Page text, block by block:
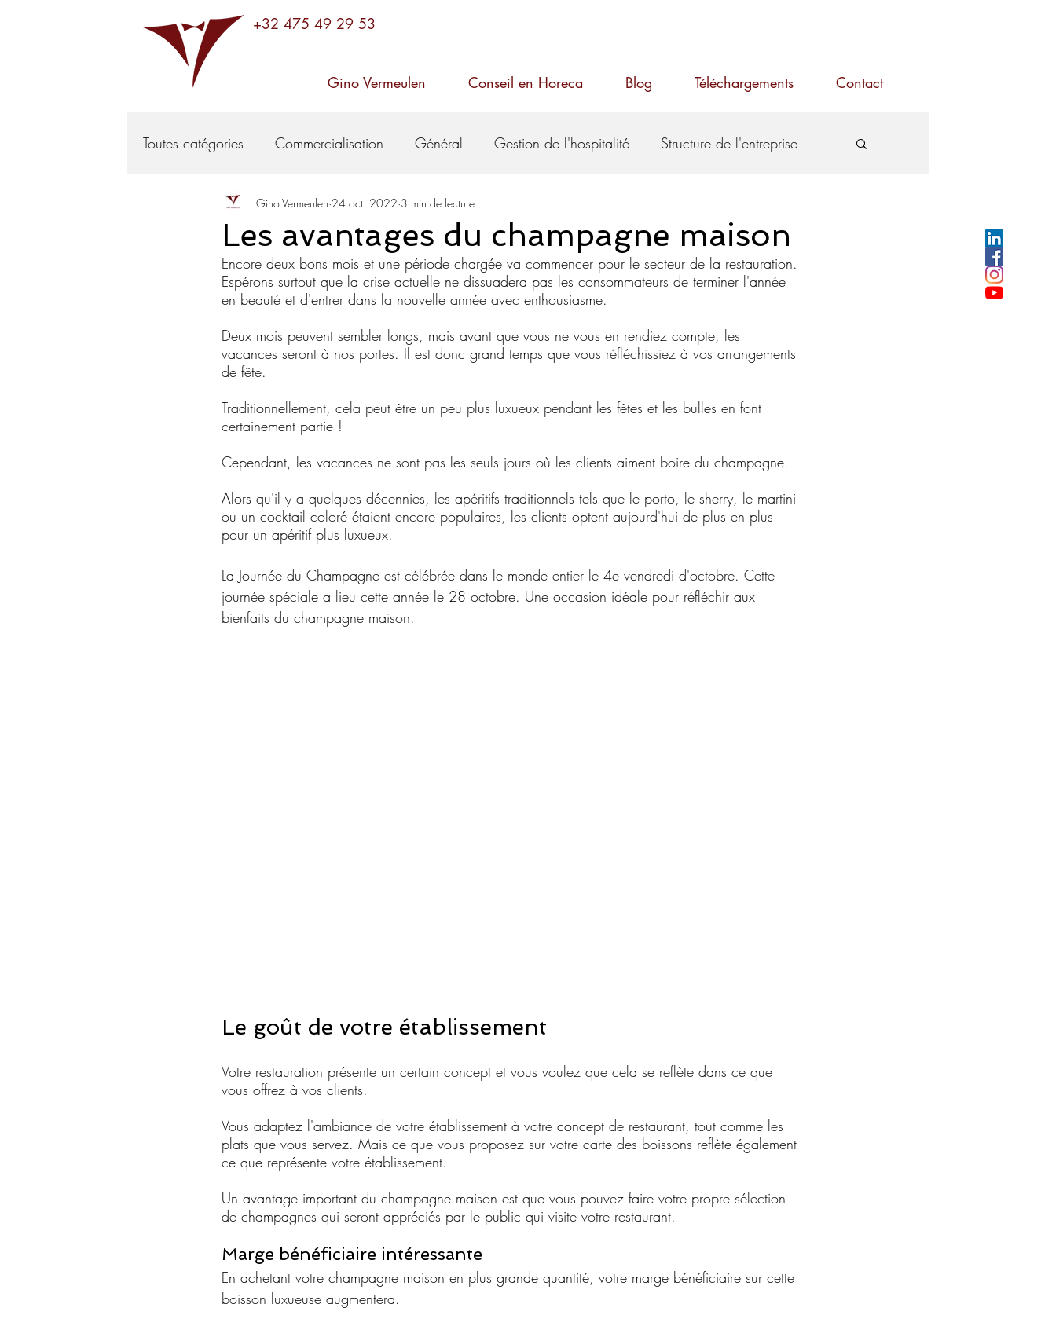
+32 475 49 29 53
Gino Vermeulen Conseil en Horeca Blog Téléchargements Contact
Toutes catégories Commercialisation Général Gestion de l'hospitalité Structure de l'entreprise
Tendances Vente Cuisine
Les avantages du champagne maison
Gino Vermeulen 24 oct. 2022 3 min de lecture
Encore deux bons mois et une période chargée va commencer pour le secteur de la restauration.
Espérons surtout que la crise actuelle ne dissuadera pas les consommateurs de terminer l'année
en beauté et d'entrer dans la nouvelle année avec enthousiasme.
Deux mois peuvent sembler longs, mais avant que vous ne vous en rendiez compte, les
vacances seront à nos portes. Il est donc grand temps que vous réfléchissiez à vos arrangements
de fête.
Traditionnellement, cela peut être un peu plus luxueux pendant les fêtes et les bulles en font
certainement partie !
Cependant, les vacances ne sont pas les seuls jours où les clients aiment boire du champagne.
Alors qu'il y a quelques décennies, les apéritifs traditionnels tels que le porto, le sherry, le martini
ou un cocktail coloré étaient encore populaires, les clients optent aujourd'hui de plus en plus
pour un apéritif plus luxueux.
La Journée du Champagne est célébrée dans le monde entier le 4e vendredi d'octobre. Cette
journée spéciale a lieu cette année le 28 octobre. Une occasion idéale pour réfléchir aux
bienfaits du champagne maison.
Le goût de votre établissement
Votre restauration présente un certain concept et vous voulez que cela se reflète dans ce que
vous offrez à vos clients.
Vous adaptez l'ambiance de votre établissement à votre concept de restaurant, tout comme les
plats que vous servez. Mais ce que vous proposez sur votre carte des boissons reflète également
ce que représente votre établissement.
Un avantage important du champagne maison est que vous pouvez faire votre propre sélection
de champagnes qui seront appréciés par le public qui visite votre restaurant.
Marge bénéficiaire intéressante
En achetant votre champagne maison en plus grande quantité, votre marge bénéficiaire sur cette
boisson luxueuse augmentera.